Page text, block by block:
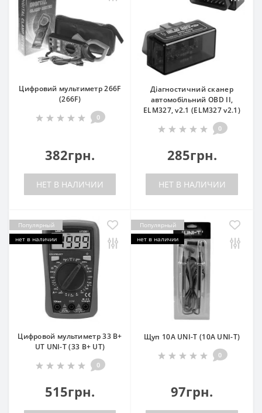
Цифровий мультиметр 266F
(266F)
0
382грн.
НЕТ В НАЛИЧИИ
Діагностичний сканер
автомобільний OBD II,
ELM327, v2.1 (ELM327 v2.1)
0
285грн.
НЕТ В НАЛИЧИИ
Популярный
нет в наличии
Цифровой мультиметр 33 B+
UT UNI-T (33 B+ UT)
0
515грн.
Популярный
нет в наличии
Щуп 10А UNI-T (10А UNI-T)
0
97грн.